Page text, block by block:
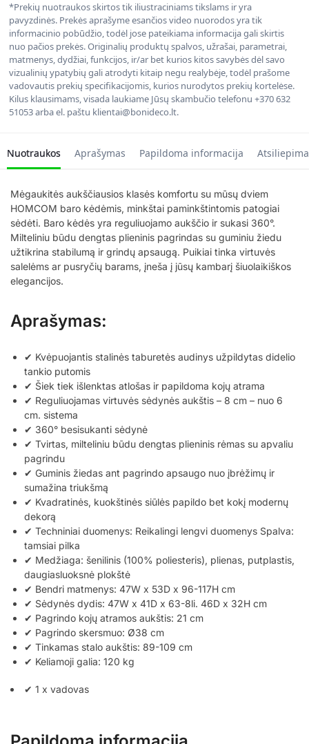
*Prekių nuotraukos skirtos tik iliustraciniams tikslams ir yra
pavyzdinės. Prekės aprašyme esančios video nuorodos yra tik
informacinio pobūdžio, todėl jose pateikiama informacija gali skirtis
nuo pačios prekės. Originalių produktų spalvos, užrašai, parametrai,
matmenys, dydžiai, funkcijos, ir/ar bet kurios kitos savybės dėl savo
vizualinių ypatybių gali atrodyti kitaip negu realybėje, todėl prašome
vadovautis prekių specifikacijomis, kurios nurodytos prekių kortelėse.
Kilus klausimams, visada laukiame Jūsų skambučio telefonu +370 632
51053 arba el. paštu klientai@bonideco.lt.
Nuotraukos Aprašymas Papildoma informacija
Mėgaukitės aukščiausios klasės komfortu su mūsų dviem
HOMCOM baro kėdėmis, minkštai paminkštintomis patogiai
sėdėti. Baro kėdės yra reguliuojamo aukščio ir sukasi 360°.
Milteliniu būdu dengtas plieninis pagrindas su guminiu žiedu
užtikrina stabilumą ir grindų apsaugą. Puikiai tinka virtuvės
salelėms ar pusryčių barams, įneša į jūsų kambarį šiuolaikiškos
elegancijos.
Aprašymas:
✔ Kvėpuojantis stalinės taburetės audinys užpildytas didelio
tankio putomis
✔ Šiek tiek išlenktas atlošas ir papildoma kojų atrama
✔ Reguliuojamas virtuvės sėdynės aukštis – 8 cm – nuo ​​6
cm. sistema
✔ 360° besisukanti sėdynė
✔ Tvirtas, milteliniu būdu dengtas plieninis rėmas su apvaliu
pagrindu
✔ Guminis žiedas ant pagrindo apsaugo nuo įbrėžimų ir
sumažina triukšmą
✔ Kvadratinės, kuokštinės siūlės papildo bet kokį modernų
dekorą
✔ Techniniai duomenys: Reikalingi lengvi duomenys Spalva:
tamsiai pilka
✔ Medžiaga: šenilinis (100% poliesteris), plienas, putplastis,
daugiasluoksnė plokštė
✔ Bendri matmenys: 47W x 53D x 96-117H cm
✔ Sėdynės dydis: 47W x 41D x 63-8li. 46D x 32H cm
✔ Pagrindo kojų atramos aukštis: 21 cm
✔ Pagrindo skersmuo: Ø38 cm
✔ Tinkamas stalo aukštis: 89-109 cm
✔ Keliamoji galia: 120 kg
✔ 1 x vadovas